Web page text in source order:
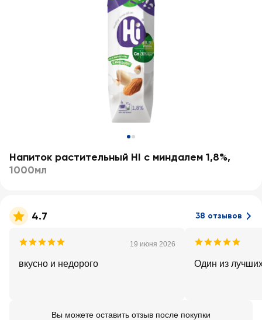
Напиток растительный HI с миндалем 1,8%,
1000мл
4.7 38 отзывов
19 июня 2026
вкусно и недорого Один из
Вы можете оставить отзыв после покупки